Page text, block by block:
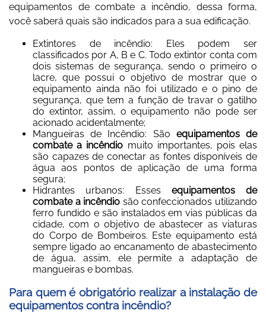
equipamentos de combate a incêndio, dessa forma,
você saberá quais são indicados para a sua edificação.
Extintores de incêndio: Eles podem ser
classificados por A, B e C. Todo extintor conta com
dois sistemas de segurança, sendo o primeiro o
lacre, que possui o objetivo de mostrar que o
equipamento ainda não foi utilizado e o pino de
segurança, que tem a função de travar o gatilho
do extintor, assim, o equipamento não pode ser
acionado acidentalmente;
Mangueiras de Incêndio: São equipamentos de
combate a incêndio muito importantes, pois elas
são capazes de conectar as fontes disponíveis de
água aos pontos de aplicação de uma forma
segura;
Hidrantes urbanos: Esses equipamentos de
combate a incêndio são confeccionados utilizando
ferro fundido e são instalados em vias públicas da
cidade, com o objetivo de abastecer as viaturas
do Corpo de Bombeiros. Este equipamento está
sempre ligado ao encanamento de abastecimento
de água, assim, ele permite a adaptação de
mangueiras e bombas.
Para quem é obrigatório realizar a instalação de
equipamentos contra incêndio?